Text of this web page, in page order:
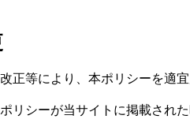
正等により、本ポリシーを適
リシーが当サイトに掲載され